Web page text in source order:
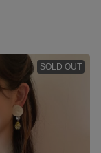
SOLD OUT